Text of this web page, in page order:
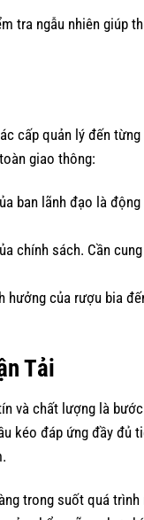
tra ngẫu nhiên giúp
cấp quản lý đến
giao thông:
ban lãnh đạo là
chính sách. Cần
của rượu bia
Tải
và chất lượng là
kéo đáp ứng đầy đủ
trong suốt quá